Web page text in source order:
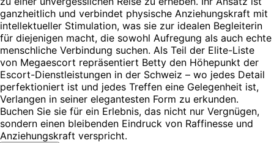
ganzheitlich und verbindet physische Anziehungskraft mit
intellektueller Stimulation, was sie zur idealen Begleiterin
für diejenigen macht, die sowohl Aufregung als auch echte
menschliche Verbindung suchen. Als Teil der Elite-Liste
von Megaescort repräsentiert Betty den Höhepunkt der
Escort-Dienstleistungen in der Schweiz – wo jedes Detail
perfektioniert ist und jedes Treffen eine Gelegenheit ist,
Verlangen in seiner elegantesten Form zu erkunden.
Buchen Sie sie für ein Erlebnis, das nicht nur Vergnügen,
sondern einen bleibenden Eindruck von Raffinesse und
Anziehungskraft verspricht.